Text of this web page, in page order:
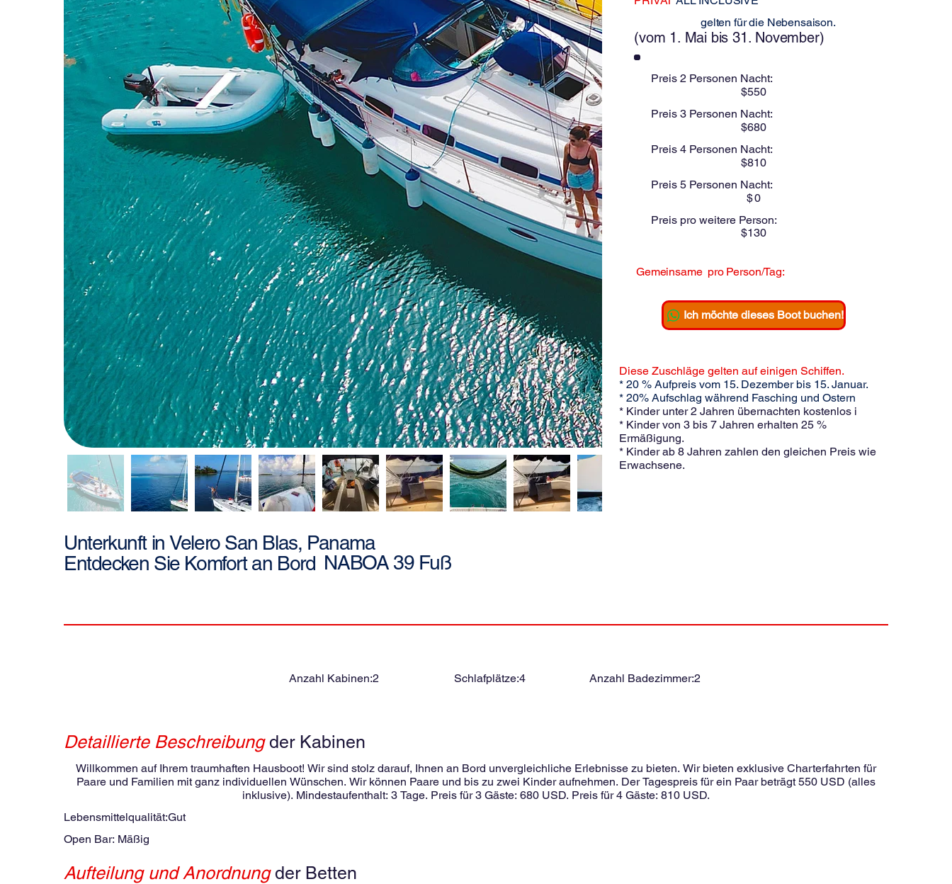
Unterkunft in Velero San Blas, Panama
Entdecken Sie Komfort an Bord NABOA 39 Fuß
Diese Preisegelten für die Nebensaison.
(vom 1. Mai bis 31. November)
Preis 2 Personen Nacht:
$550
Preis 3 Personen Nacht:
$680
Preis 4 Personen Nacht:
$810
Preis 5 Personen Nacht:
$0
Preis pro weitere Person:
$130
Gemeinsame pro Person/Tag:
Ich möchte dieses Boot buchen!
Diese Zuschläge gelten auf einigen Schiffen.
* 20 % Aufpreis vom 15. Dezember bis 15. Januar.
* 20% Aufschlag während Fasching und Ostern
* Kinder unter 2 Jahren übernachten kostenlos i
* Kinder von 3 bis 7 Jahren erhalten 25 %
Ermäßigung.
* Kinder ab 8 Jahren zahlen den gleichen Preis wie
Erwachsene.
Anzahl Kabinen:2 Schlafplätze:4 Anzahl Badezimmer:2
Detaillierte Beschreibungder Kabinen
Willkommen auf Ihrem traumhaften Hausboot! Wir sind stolz darauf, Ihnen an Bord unvergleichliche Erlebnisse zu bieten. Wir bieten exklusive Charterfahrten für
Paare und Familien mit ganz individuellen Wünschen. Wir können Paare und bis zu zwei Kinder aufnehmen. Der Tagespreis für ein Paar beträgt 550 USD (alles
inklusive). Mindestaufenthalt: 3 Tage. Preis für 3 Gäste: 680 USD. Preis für 4 Gäste: 810 USD.
Lebensmittelqualität:Gut
Open Bar: Mäßig
Aufteilung und Anordnungder Betten